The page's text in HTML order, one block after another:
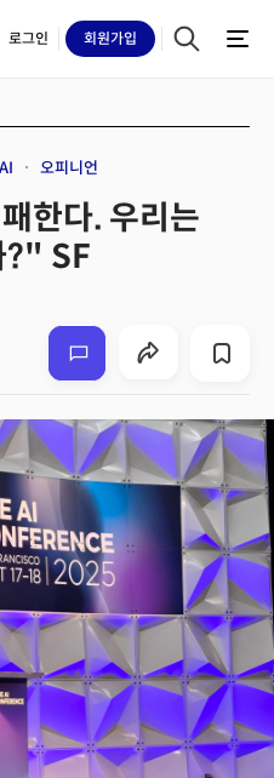
로그인 회원가입
오피니언
한다. 우리는
?" SF